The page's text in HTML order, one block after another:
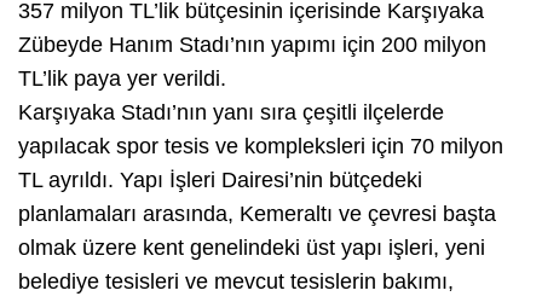
357 milyon TL’lik bütçesinin içerisinde Karşıyaka
Zübeyde Hanım Stadı’nın yapımı için 200 milyon
TL’lik paya yer verildi.
Karşıyaka Stadı’nın yanı sıra çeşitli ilçelerde
yapılacak spor tesis ve kompleksleri için 70 milyon
TL ayrıldı. Yapı İşleri Dairesi’nin bütçedeki
planlamaları arasında, Kemeraltı ve çevresi başta
olmak üzere kent genelindeki üst yapı işleri, yeni
belediye tesisleri ve mevcut tesislerin bakımı,